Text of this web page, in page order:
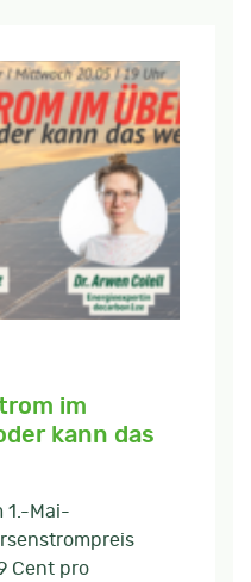
im
kann das
1.-Mai-
Cent pro